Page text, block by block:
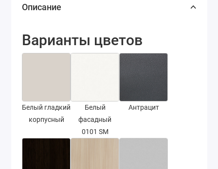
Описание
Варианты цветов
Белый гладкий
корпусный
Белый
фасадный
0101 SM
Антрацит